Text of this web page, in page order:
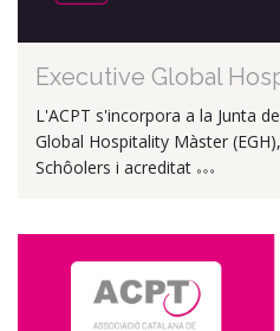
Executive Global
L'ACPT s'incorpora a la Junta
Global Hospitality Màster
Schôolers i acreditat